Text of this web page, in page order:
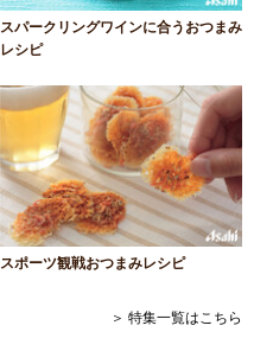
スパークリングワインに合うおつまみ
レシピ
スポーツ観戦おつまみレシピ
＞ 特集一覧はこちら